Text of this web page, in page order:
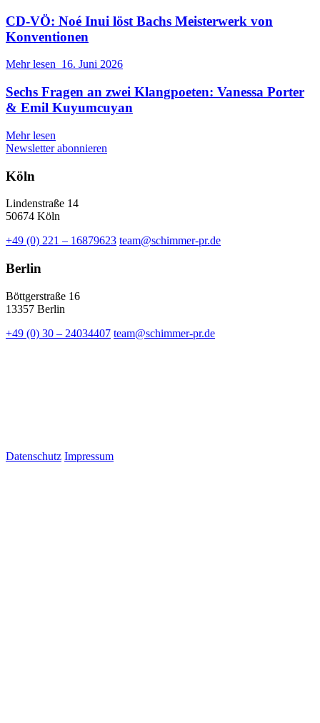
CD-VÖ: Noé Inui löst Bachs Meisterwerk von
Konventionen
Mehr lesen 16. Juni 2026
Sechs Fragen an zwei Klangpoeten: Vanessa Porter
& Emil Kuyumcuyan
Mehr lesen
Newsletter abonnieren
Köln
Lindenstraße 14
50674 Köln
+49 (0) 221 – 16879623 team@schimmer-pr.de
Berlin
Böttgerstraße 16
13357 Berlin
+49 (0) 30 – 24034407 team@schimmer-pr.de
Datenschutz Impressum